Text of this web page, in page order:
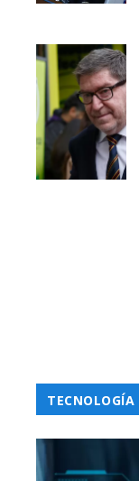
TECNOLOGÍA